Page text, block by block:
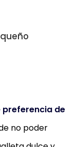
preferencia de
no poder